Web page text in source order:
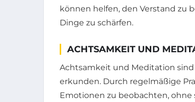
können helfen, den Verstand zu
Dinge zu schärfen.
ACHTSAMKEIT UND
Achtsamkeit und Meditation
erkunden. Durch regelmäßige
Emotionen zu beobachten,